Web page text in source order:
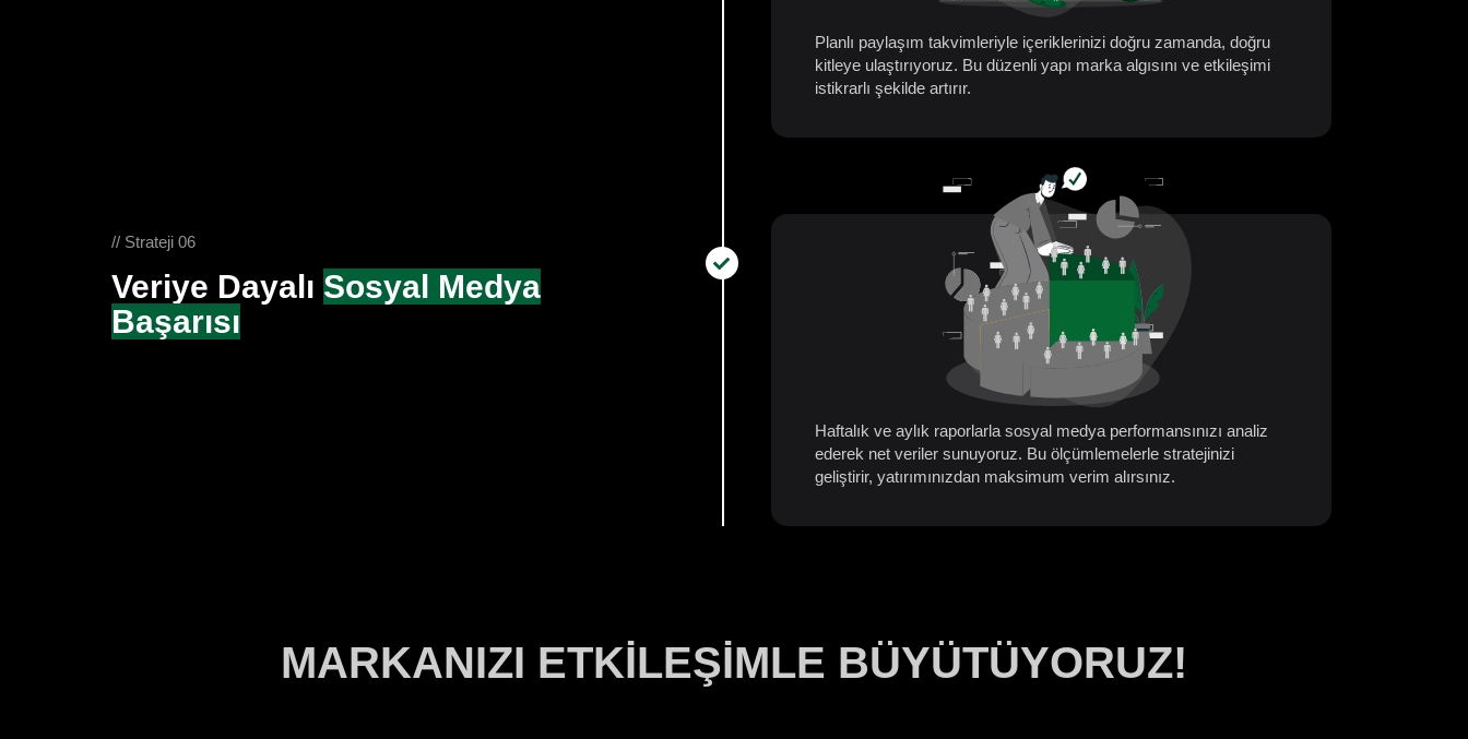
Planlı paylaşım takvimleriyle içeriklerinizi doğru zamanda, doğru
kitleye ulaştırıyoruz. Bu düzenli yapı marka algısını ve etkileşimi
istikrarlı şekilde artırır.
// Strateji 06
Veriye Dayalı Sosyal Medya
Başarısı
Haftalık ve aylık raporlarla sosyal medya performansınızı analiz
ederek net veriler sunuyoruz. Bu ölçümlemelerle stratejinizi
geliştirir, yatırımınızdan maksimum verim alırsınız.
MARKANIZI ETKİLEŞİMLE BÜYÜTÜYORUZ!